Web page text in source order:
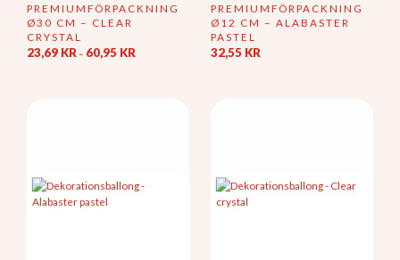
PREMIUMFÖRPACKNING
Ø30 CM – CLEAR
CRYSTAL
23,69 KR – 60,95 KRPrisintervall:
olika
alternativen
PREMIUMFÖRPACKNING
Ø12 CM – ALABASTER
PASTEL
32,55 KR